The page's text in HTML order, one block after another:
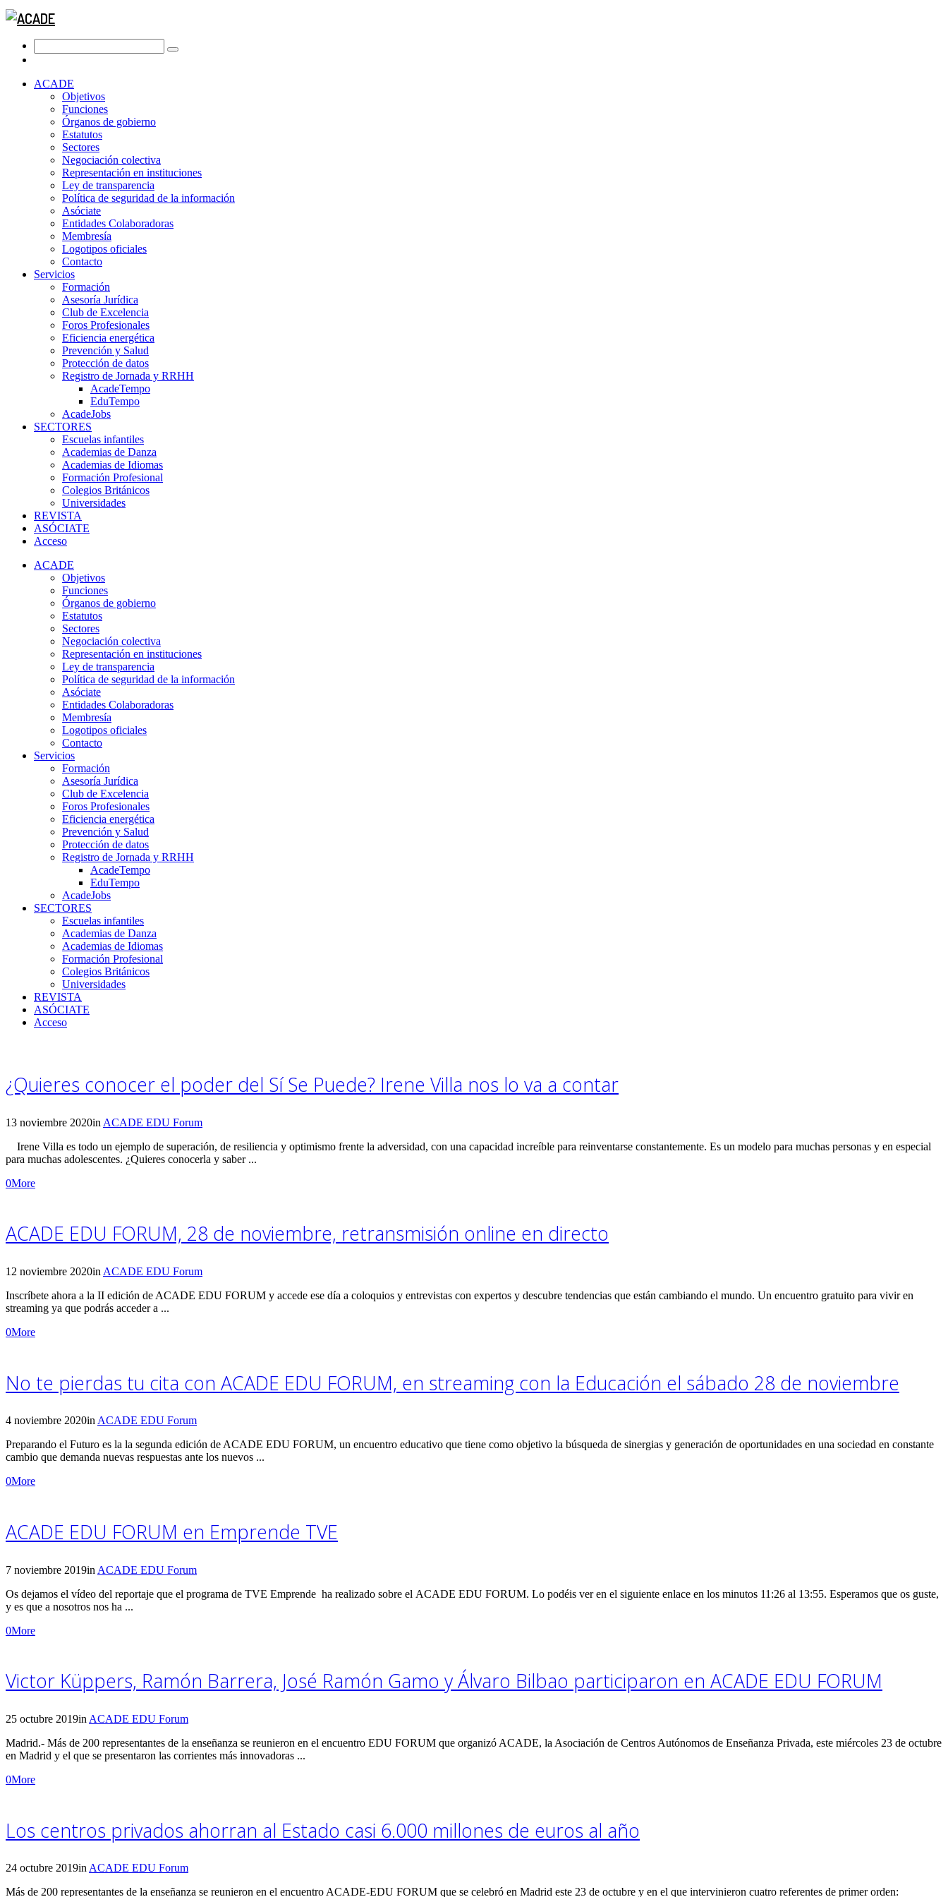
ACADE
Objetivos
Funciones
Órganos de gobierno
Estatutos
Sectores
Negociación colectiva
Representación en instituciones
Ley de transparencia
Política de seguridad de la información
Asóciate
Entidades Colaboradoras
Membresía
Logotipos oficiales
Contacto
Servicios
Formación
Asesoría Jurídica
Club de Excelencia
Foros Profesionales
Eficiencia energética
Prevención y Salud
Protección de datos
Registro de Jornada y RRHH
AcadeTempo
EduTempo
AcadeJobs
SECTORES
Escuelas infantiles
Academias de Danza
Academias de Idiomas
Formación Profesional
Colegios Británicos
Universidades
REVISTA
ASÓCIATE
Acceso
ACADE
Objetivos
Funciones
Órganos de gobierno
Estatutos
Sectores
Negociación colectiva
Representación en instituciones
Ley de transparencia
Política de seguridad de la información
Asóciate
Entidades Colaboradoras
Membresía
Logotipos oficiales
Contacto
Servicios
Formación
Asesoría Jurídica
Club de Excelencia
Foros Profesionales
Eficiencia energética
Prevención y Salud
Protección de datos
Registro de Jornada y RRHH
AcadeTempo
EduTempo
AcadeJobs
SECTORES
Escuelas infantiles
Academias de Danza
Academias de Idiomas
Formación Profesional
Colegios Británicos
Universidades
REVISTA
ASÓCIATE
Acceso
¿Quieres conocer el poder del Sí Se Puede? Irene Villa nos lo va a contar
13 noviembre 2020in ACADE EDU Forum
Irene Villa es todo un ejemplo de superación, de resiliencia y optimismo frente la adversidad, con una capacidad increíble para reinventarse constantemente. Es un modelo para muchas personas y en especial
para muchas adolescentes. ¿Quieres conocerla y saber ...
0More
ACADE EDU FORUM, 28 de noviembre, retransmisión online en directo
12 noviembre 2020in ACADE EDU Forum
Inscríbete ahora a la II edición de ACADE EDU FORUM y accede ese día a coloquios y entrevistas con expertos y descubre tendencias que están cambiando el mundo. Un encuentro gratuito para vivir en
streaming ya que podrás acceder a ...
0More
No te pierdas tu cita con ACADE EDU FORUM, en streaming con la Educación el sábado 28 de noviembre
4 noviembre 2020in ACADE EDU Forum
Preparando el Futuro es la la segunda edición de ACADE EDU FORUM, un encuentro educativo que tiene como objetivo la búsqueda de sinergias y generación de oportunidades en una sociedad en constante
cambio que demanda nuevas respuestas ante los nuevos ...
0More
ACADE EDU FORUM en Emprende TVE
7 noviembre 2019in ACADE EDU Forum
Os dejamos el vídeo del reportaje que el programa de TVE Emprende ha realizado sobre el ACADE EDU FORUM. Lo podéis ver en el siguiente enlace en los minutos 11:26 al 13:55. Esperamos que os guste,
y es que a nosotros nos ha ...
0More
Victor Küppers, Ramón Barrera, José Ramón Gamo y Álvaro Bilbao participaron en ACADE EDU FORUM
25 octubre 2019in ACADE EDU Forum
Madrid.- Más de 200 representantes de la enseñanza se reunieron en el encuentro EDU FORUM que organizó ACADE, la Asociación de Centros Autónomos de Enseñanza Privada, este miércoles 23 de octubre
en Madrid y el que se presentaron las corrientes más innovadoras ...
0More
Los centros privados ahorran al Estado casi 6.000 millones de euros al año
24 octubre 2019in ACADE EDU Forum
Más de 200 representantes de la enseñanza se reunieron en el encuentro ACADE-EDU FORUM que se celebró en Madrid este 23 de octubre y en el que intervinieron cuatro referentes de primer orden: